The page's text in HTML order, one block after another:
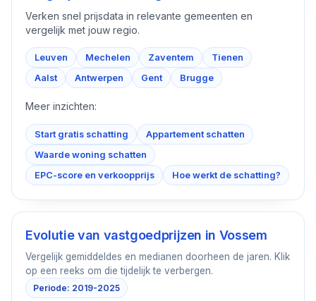
Verken snel prijsdata in relevante gemeenten en
vergelijk met jouw regio.
Leuven Mechelen Zaventem
Tienen
Aalst
Antwerpen Gent Brugge
Meer inzichten:
Start gratis schatting
Appartement schatten
Waarde woning schatten
EPC-score en verkoopprijs
Hoe werkt de schatting?
Evolutie van vastgoedprijzen in Vossem
Vergelijk gemiddeldes en medianen doorheen de jaren. Klik
op een reeks om die tijdelijk te verbergen.
Periode: 2019-2025